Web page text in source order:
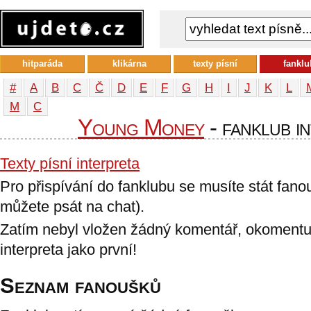
# A B C Č D E F G H I J K L
М
С
Young Money- fanklub
Texty písní interpreta
Pro přispívání do fanklubu se musíte stát
můžete psát na chat).
Zatím nebyl vložen žádný komentář,
interpreta jako první!
Seznam fanoušků
hitparáda klikárna texty písní